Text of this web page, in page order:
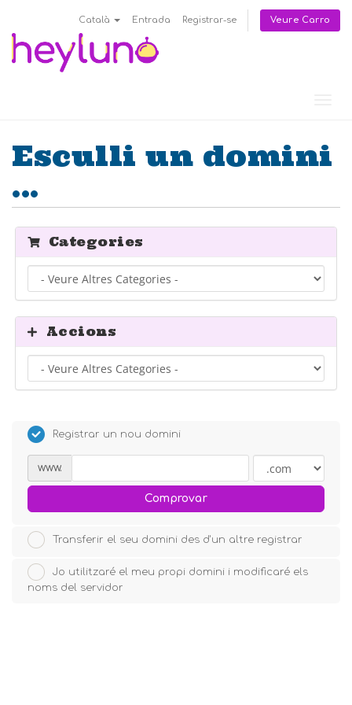
Català Entrada Registrar-se Veure Carro
Esculli un domini
...
Categories
Accions
Registrar un nou domini
www.
Comprovar
Transferir el seu domini des d'un altre registrar
Jo utilitzaré el meu propi domini i modificaré els
noms del servidor